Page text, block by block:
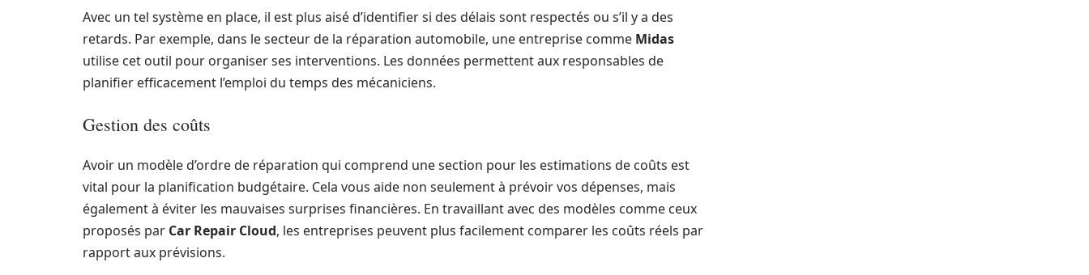
Avec un tel système en place, il est plus aisé d’identifier si des délais sont respectés ou s’il y a des
retards. Par exemple, dans le secteur de la réparation automobile, une entreprise comme Midas
utilise cet outil pour organiser ses interventions. Les données permettent aux responsables de
planifier efficacement l’emploi du temps des mécaniciens.
Gestion des coûts
Avoir un modèle d’ordre de réparation qui comprend une section pour les estimations de coûts est
vital pour la planification budgétaire. Cela vous aide non seulement à prévoir vos dépenses, mais
également à éviter les mauvaises surprises financières. En travaillant avec des modèles comme ceux
proposés par Car Repair Cloud, les entreprises peuvent plus facilement comparer les coûts réels par
rapport aux prévisions.